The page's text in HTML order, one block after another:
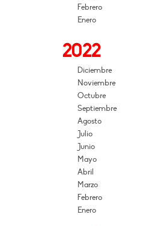
Febrero
Enero
2022
Diciembre
Noviembre
Octubre
Septiembre
Agosto
Julio
Junio
Mayo
Abril
Marzo
Febrero
Enero